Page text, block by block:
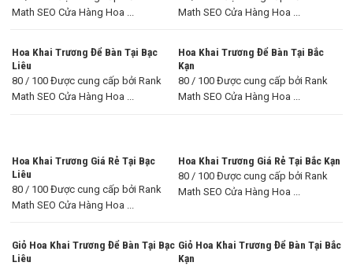
Math SEO Cửa Hàng Hoa ...
Math SEO Cửa Hàng Hoa ...
Hoa Khai Trương Để Bàn Tại Bạc
Liêu
80 / 100 Được cung cấp bởi Rank
Math SEO Cửa Hàng Hoa ...
Hoa Khai Trương Để Bàn Tại Bắc
Kạn
80 / 100 Được cung cấp bởi Rank
Math SEO Cửa Hàng Hoa ...
Hoa Khai Trương Giá Rẻ Tại Bạc
Liêu
80 / 100 Được cung cấp bởi Rank
Math SEO Cửa Hàng Hoa ...
Hoa Khai Trương Giá Rẻ Tại Bắc Kạn
80 / 100 Được cung cấp bởi Rank
Math SEO Cửa Hàng Hoa ...
Giỏ Hoa Khai Trương Để Bàn Tại Bạc
Liêu
Giỏ Hoa Khai Trương Để Bàn Tại Bắc
Kạn